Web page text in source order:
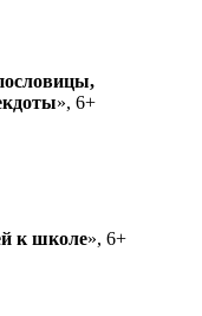
», 6+
к школе», 6+